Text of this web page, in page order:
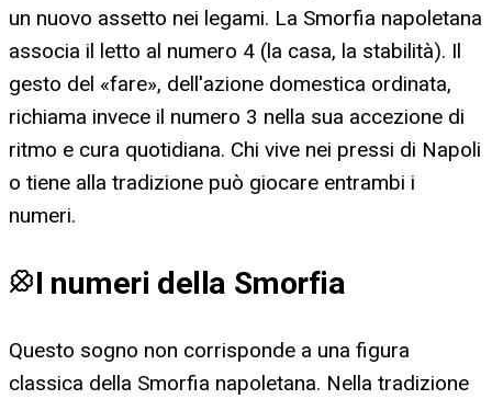
un nuovo assetto nei legami. La Smorfia napoletana
associa il letto al numero 4 (la casa, la stabilità). Il
gesto del «fare», dell'azione domestica ordinata,
richiama invece il numero 3 nella sua accezione di
ritmo e cura quotidiana. Chi vive nei pressi di Napoli
o tiene alla tradizione può giocare entrambi i
numeri.
I numeri della Smorfia
Questo sogno non corrisponde a una figura
classica della Smorfia napoletana. Nella tradizione